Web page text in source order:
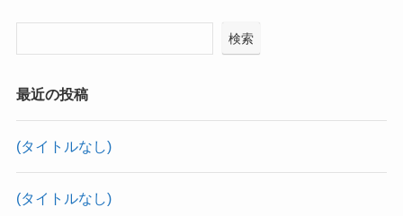
検索
最近の投稿
(タイトルなし)
(タイトルなし)